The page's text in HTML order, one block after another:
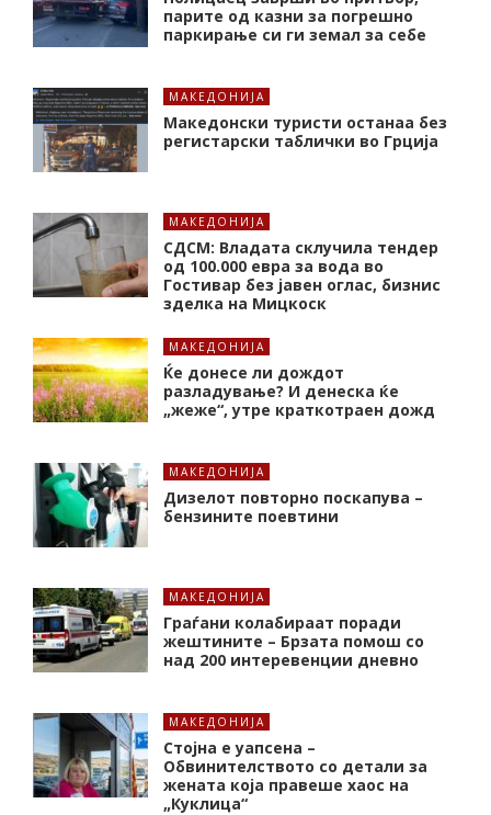
парите од казни за погрешно
паркирање си ги земал за себе
МАКЕДОНИЈА
Македонски туристи останаа без
регистарски таблички во Грција
МАКЕДОНИЈА
СДСМ: Владата склучила тендер
од 100.000 евра за вода во
Гостивар без јавен оглас, бизнис
зделка на Мицкоск
МАКЕДОНИЈА
Ќе донесе ли дождот
разладување? И денеска ќе
„жеже“, утре краткотраен дожд
МАКЕДОНИЈА
Дизелот повторно поскапува –
бензините поевтини
МАКЕДОНИЈА
Граѓани колабираат поради
жештините – Брзата помош со
над 200 интеревенции дневно
МАКЕДОНИЈА
Стојна е уапсена –
Обвинителството со детали за
жената која правеше хаос на
„Куклица“